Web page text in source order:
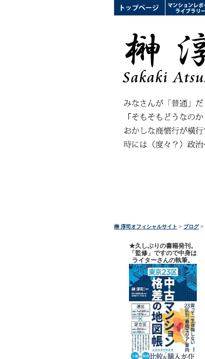
榊 淳司オフィシャルサイト > ブログ>
★久しぶりの書籍発刊。
「監修」ですので中身は
ライターさんの執筆。